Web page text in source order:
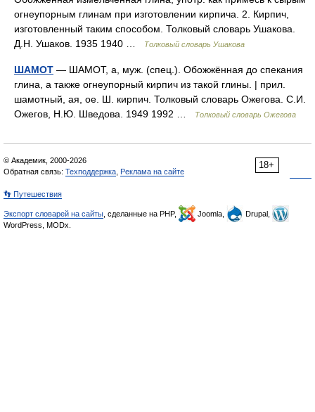
огнеупорным глинам при изготовлении кирпича. 2. Кирпич,
изготовленный таким способом. Толковый словарь Ушакова.
Д.Н. Ушаков. 1935 1940 …
Толковый словарь Ушакова
ШАМОТ — ШАМОТ, а, муж. (спец.). Обожжённая до спекания
глина, а также огнеупорный кирпич из такой глины. | прил.
шамотный, ая, ое. Ш. кирпич. Толковый словарь Ожегова. С.И.
Ожегов, Н.Ю. Шведова. 1949 1992 …
Толковый словарь Ожегова
18+
© Академик, 2000-2026
Обратная связь: Техподдержка Реклама на сайте
👣 Путешествия
Экспорт словарей на сайты , сделанные на PHP, Joomla,
Drupal,
WordPress, MODx.